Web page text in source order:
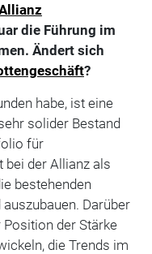
die Führung im
Ändert sich
?
habe, ist eine
solider Bestand
für
bei der Allianz als
bestehenden
Darüber
der Stärke
die Trends im